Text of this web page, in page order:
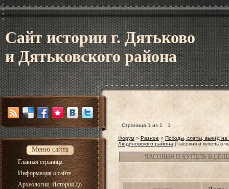
Сайт истории г. Дятьково
и Дятьковского района
Меню сайта
Главная страница
Информация о сайте
Археология. История до
Страница 1 из 1 1
Форум » Разное » Походы, слеты, выезд на
Людиновского района (Часовня и купель в
ЧАСОВНЯ И КУПЕЛЬ В